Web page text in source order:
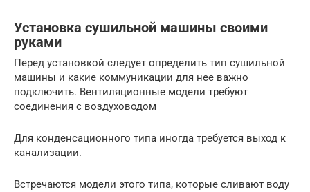
Установка сушильной машины своими
руками
Перед установкой следует определить тип сушильной
машины и какие коммуникации для нее важно
подключить. Вентиляционные модели требуют
соединения с воздуховодом
Для конденсационного типа иногда требуется выход к
канализации.
Встречаются модели этого типа, которые сливают воду